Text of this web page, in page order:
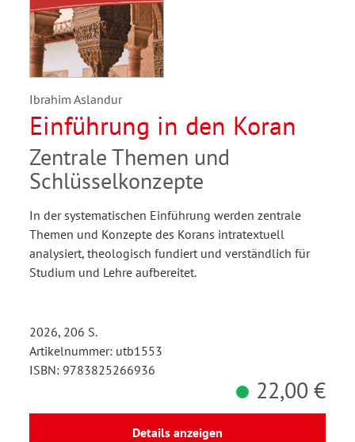
Ibrahim Aslandur
Einführung in den Koran
Zentrale Themen und
Schlüsselkonzepte
In der systematischen Einführung werden zentrale
Themen und Konzepte des Korans intratextuell
analysiert, theologisch fundiert und verständlich für
Studium und Lehre aufbereitet.
2026, 206 S.
Artikelnummer: utb1553
ISBN: 9783825266936
22,00 €
Details anzeigen